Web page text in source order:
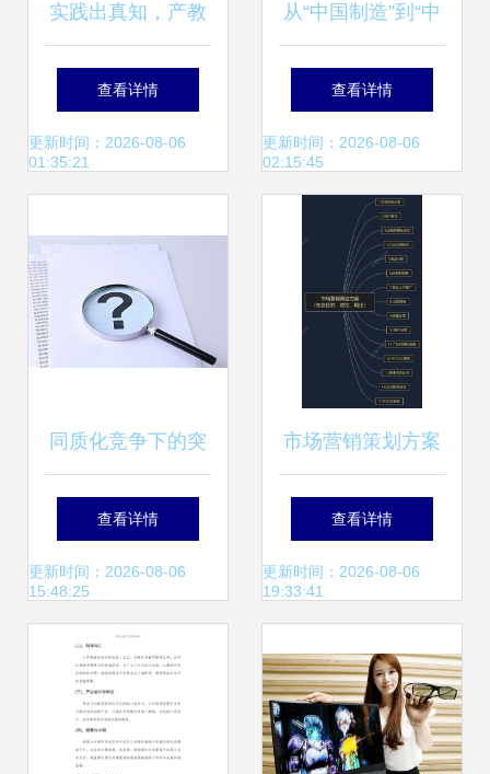
实践出真知，产教
促双赢——商学院
召开2013级市场营
厂”学期项目总结会
查看详情
更新时间：2026-08-06
01:35:21
从“中国制造”到“中
国创造” 创新驱动
的转型之路
查看详情
更新时间：2026-08-06
02:15:45
同质化竞争下的突
围之道 基于差异化
策略的市场营销策
划
查看详情
更新时间：2026-08-06
15:48:25
市场营销策划方案
(包含目的,定位,输
出) 1.市场趋势分析
查看详情
更新时间：2026-08-06
19:33:41